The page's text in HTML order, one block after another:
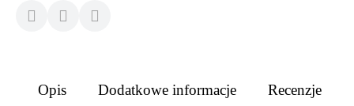
Opis Dodatkowe informacje Recenzje